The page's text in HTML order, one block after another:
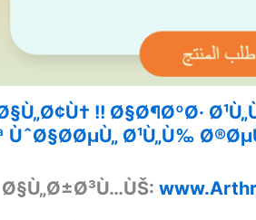
!! Ø§Ø¶ØºØ·
ÙˆØ§Ø­ØµÙ„ Ø¹Ù„Ù‰
Ø§Ù„Ø±Ø³Ù…ÙŠ: